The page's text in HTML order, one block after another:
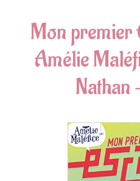
Mon premier
Amélie
Nathan